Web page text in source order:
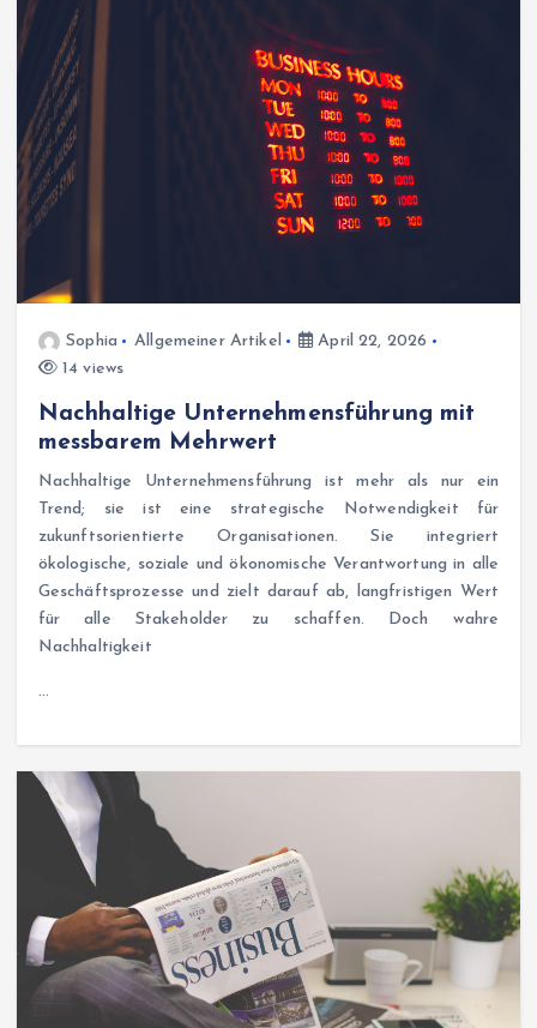
Sophia Allgemeiner Artikel
April 22, 2026
14 views
Nachhaltige Unternehmensführung mit
messbarem Mehrwert
Nachhaltige Unternehmensführung ist mehr als nur ein
Trend; sie ist eine strategische Notwendigkeit für
zukunftsorientierte Organisationen. Sie integriert
ökologische, soziale und ökonomische Verantwortung in alle
Geschäftsprozesse und zielt darauf ab, langfristigen Wert
für alle Stakeholder zu schaffen. Doch wahre
Nachhaltigkeit
…